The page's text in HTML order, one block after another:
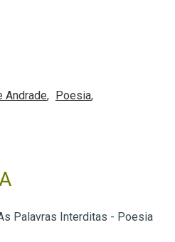
Andrade
Poesia
Palavras Interditas - Poesia